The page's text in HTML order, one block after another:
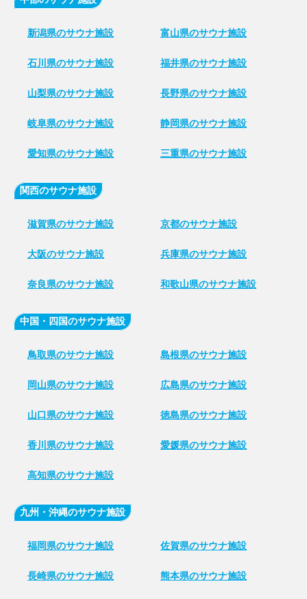
新潟県のサウナ施設 富山県のサウナ施設
石川県のサウナ施設 福井県のサウナ施設
山梨県のサウナ施設 長野県のサウナ施設
岐阜県のサウナ施設 静岡県のサウナ施設
愛知県のサウナ施設 三重県のサウナ施設
関西のサウナ施設
滋賀県のサウナ施設 京都のサウナ施設
大阪のサウナ施設 兵庫県のサウナ施設
奈良県のサウナ施設 和歌山県のサウナ施設
中国・四国のサウナ施設
鳥取県のサウナ施設 島根県のサウナ施設
岡山県のサウナ施設 広島県のサウナ施設
山口県のサウナ施設 徳島県のサウナ施設
香川県のサウナ施設 愛媛県のサウナ施設
高知県のサウナ施設
九州・沖縄のサウナ施設
福岡県のサウナ施設 佐賀県のサウナ施設
長崎県のサウナ施設 熊本県のサウナ施設